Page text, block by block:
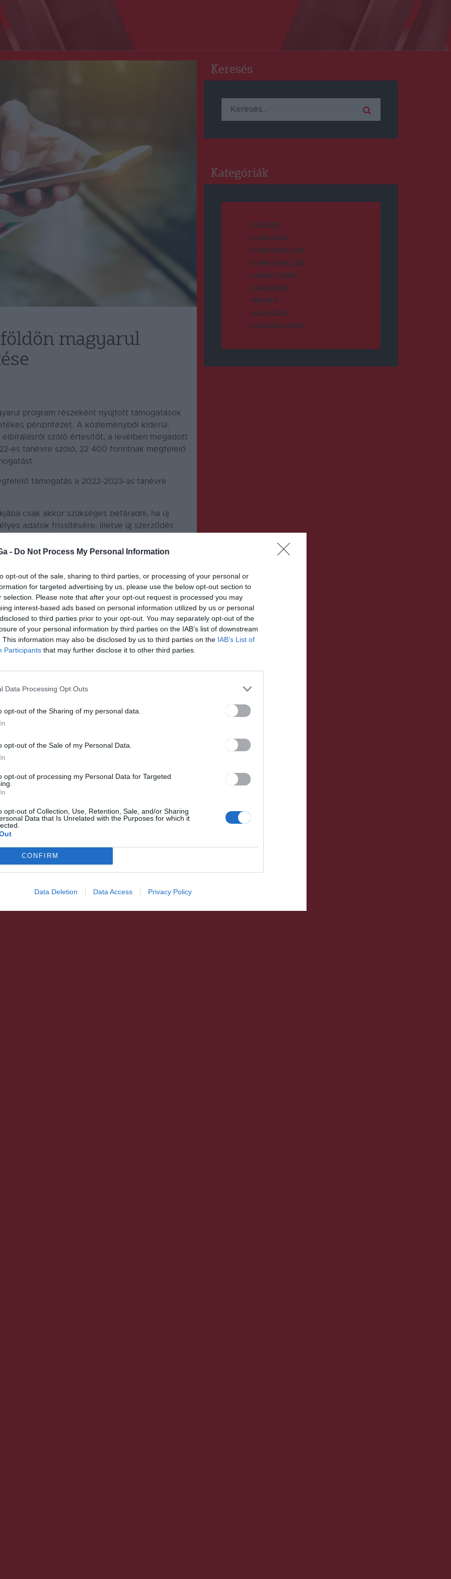
- Do Not Process My Personal Information
opt-out of the sale, sharing to third parties, or processing of your personal or
for targeted advertising by us, please use the below opt-out section to
selection. Please note that after your opt-out request is processed you may
interest-based ads based on personal information utilized by us or personal
to third parties prior to your opt-out. You may separately opt-out of the
of your personal information by third parties on the IAB’s list of downstream
This information may also be disclosed by us to third parties on the IAB’s List of
Participants that may further disclose it to other third parties.
Data Processing Opt Outs
opt-out of the Sharing of my personal data.
opt-out of the Sale of my Personal Data.
opt-out of processing my Personal Data for Targeted
opt-out of Collection, Use, Retention, Sale, and/or Sharing
Data that Is Unrelated with the Purposes for which it
CONFIRM
Data Deletion Data Access Privacy Policy
magyarul
program részeként nyújtott támogatások
pénzintézet. A közleményből kiderül:
szóló értesítőt, a levélben megadott
es tanévre szóló, 22 400 forintnak megfelelő
támogatás a 2022-2023-as tanévre
csak akkor szükséges befáradni, ha új
adatok frissítésére, illetve új szerződés
esetben a támogatás gyorsan,
romániai bankautomatából.
KÖVETKEZŐ BEJEGYZÉS
A húsvéti ünnepekhez
ellenőrzéseket folytattak
Hargita megyében
Elfogadták a javaslatokat
Keresés
Keresés:
Kategóriák
CSÍKSZÉK
DUMA DUBA
DUMA DUBA 2024
DUMA DUBA 2026
GYERGYÓSZÉK
HÁROMSZÉK
HÍRLISTA
MAROSSZÉK
UDVARHELYSZÉK